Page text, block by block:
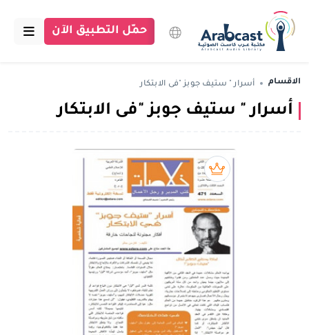
الرئيسية
مكتبة عرب كاست
تبرع للمكتبة
تسجيل الدخول
حمّل التطبيق الآن
الاقسام أسرار " ستيف جوبز "فى الابتكار
أسرار " ستيف جوبز "فى الابتكار
بريميوم book